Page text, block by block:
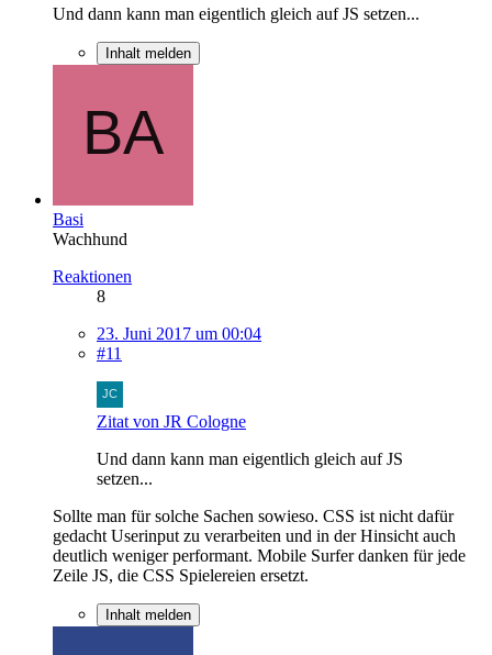
Und dann kann man eigentlich gleich auf JS setzen...
Inhalt melden
Basi
Wachhund
Reaktionen
8
23. Juni 2017 um 00:04
#11
Zitat von JR Cologne
Und dann kann man eigentlich gleich auf JS
setzen...
Sollte man für solche Sachen sowieso. CSS ist nicht dafür
gedacht Userinput zu verarbeiten und in der Hinsicht auch
deutlich weniger performant. Mobile Surfer danken für jede
Zeile JS, die CSS Spielereien ersetzt.
Inhalt melden